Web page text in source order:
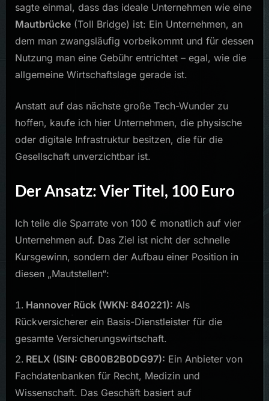
sagte einmal, dass das ideale Unternehmen wie eine
Mautbrücke (Toll Bridge) ist: Ein Unternehmen, an
dem man zwangsläufig vorbeikommt und für dessen
Nutzung man eine Gebühr entrichtet – egal, wie die
allgemeine Wirtschaftslage gerade ist.
Anstatt auf das nächste große Tech-Wunder zu
hoffen, kaufe ich hier Unternehmen, die physische
oder digitale Infrastruktur besitzen, die für die
Gesellschaft unverzichtbar ist.
Der Ansatz: Vier Titel, 100 Euro
Ich teile die Sparrate von 100 € monatlich auf vier
Unternehmen auf. Das Ziel ist nicht der schnelle
Kursgewinn, sondern der Aufbau einer Position in
diesen „Mautstellen“:
Hannover Rück (WKN: 840221): Als
Rückversicherer ein Basis-Dienstleister für die
gesamte Versicherungswirtschaft.
RELX (ISIN: GB00B2B0DG97): Ein Anbieter von
Fachdatenbanken für Recht, Medizin und
Wissenschaft. Das Geschäft basiert auf